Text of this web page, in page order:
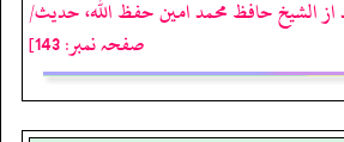
از الشیخ حافظ محمد امین حفظ اللہ، حدیث/
صفحہ نمبر: 143]